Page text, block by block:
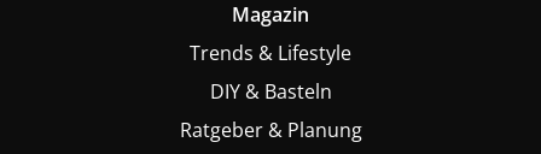
Magazin
Trends & Lifestyle
DIY & Basteln
Ratgeber & Planung